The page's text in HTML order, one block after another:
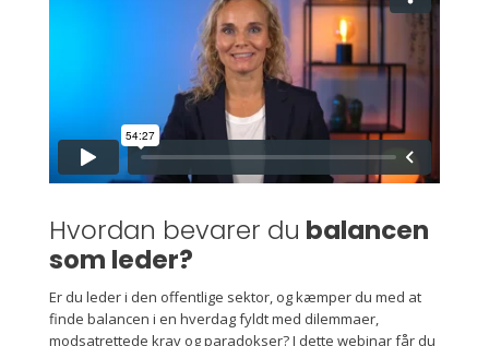
Hvordan bevarer du balancen
som leder?
Er du leder i den offentlige sektor, og kæmper du med at
finde balancen i en hverdag fyldt med dilemmaer,
modsatrettede krav og paradokser? I dette webinar får du